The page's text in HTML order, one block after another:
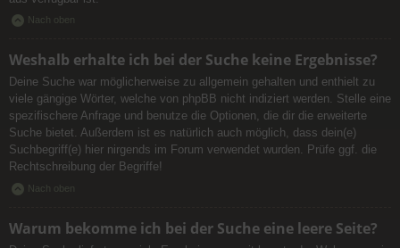
Nach oben
Weshalb erhalte ich bei der Suche keine Ergebnisse?
Deine Suche war möglicherweise zu allgemein gehalten und enthielt zu
viele gängige Wörter, welche von phpBB nicht indiziert werden. Stelle eine
spezifischere Anfrage und benutze die Optionen, die dir die erweiterte
Suche bietet. Außerdem ist es natürlich auch möglich, dass dein(e)
Suchbegriff(e) hier nirgends im Forum verwendet wurden. Prüfe ggf. die
Rechtschreibung der Begriffe!
Nach oben
Warum bekomme ich bei der Suche eine leere Seite?